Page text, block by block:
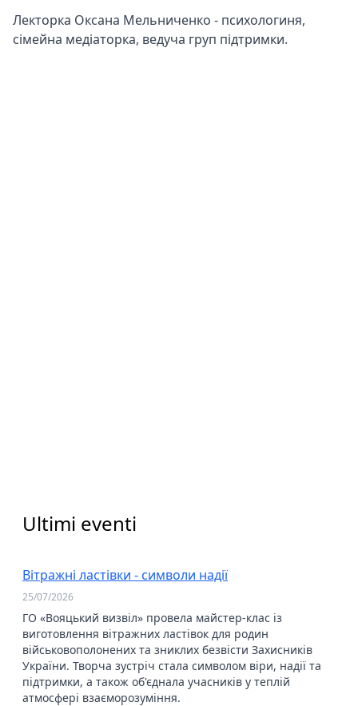
Лекторка Оксана Мельниченко - психологиня,
сімейна медіаторка, ведуча груп підтримки.
Ultimi eventi
Вітражні ластівки - символи надії
25/07/2026
ГО «Вояцький визвіл» провела майстер-клас із
виготовлення вітражних ластівок для родин
військовополонених та зниклих безвісти Захисників
України. Творча зустріч стала символом віри, надії та
підтримки, а також об'єднала учасників у теплій
атмосфері взаєморозуміння.